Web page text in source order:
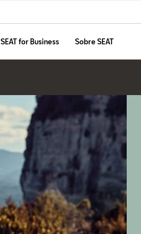
SEAT for Business Sobre SEAT